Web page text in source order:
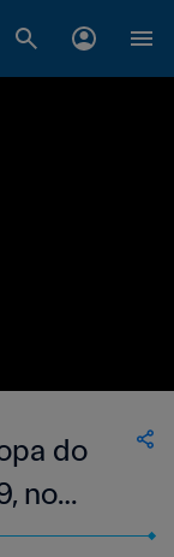
do
no